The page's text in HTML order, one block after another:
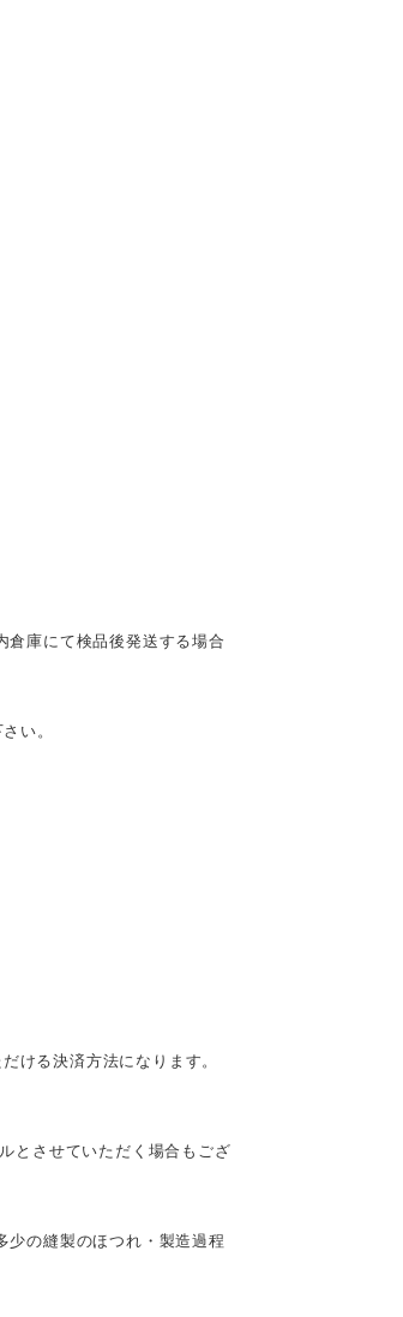
倉庫にて検品後発送する場合
い。
ける決済方法になります。
とさせていただく場合もござ
少の縫製のほつれ・製造過程